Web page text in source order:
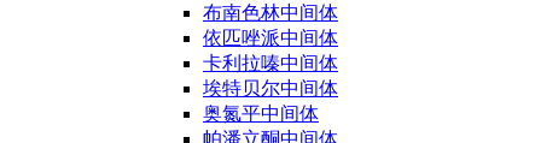
布南色林中间体
依匹唑派中间体
卡利拉嗪中间体
埃特贝尔中间体
奥氮平中间体